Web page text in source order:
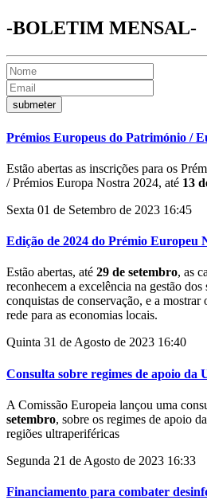
-BOLETIM MENSAL-
Prémios Europeus do Património /
Estão abertas as inscrições para os
/ Prémios Europa Nostra 2024, até 13
Sexta 01 de Setembro de 2023 16:45
Edição de 2024 do Prémio Europeu
Estão abertas, até 29 de setembro, as
reconhecem a excelência na gestão
conquistas de conservação, e a mostrar
rede para as economias locais.
Quinta 31 de Agosto de 2023 16:40
Consulta sobre regimes de apoio da
A Comissão Europeia lançou uma
setembro, sobre os regimes de apoio
regiões ultraperiféricas
Segunda 21 de Agosto de 2023 16:33
Financiamento para combater